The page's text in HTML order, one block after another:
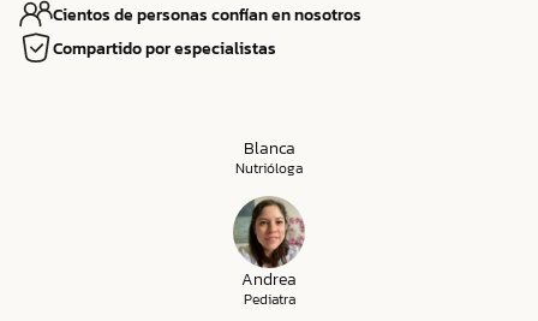
Cientos de personas confían en nosotros
Compartido por especialistas
Blanca
Nutrióloga
Andrea
Pediatra